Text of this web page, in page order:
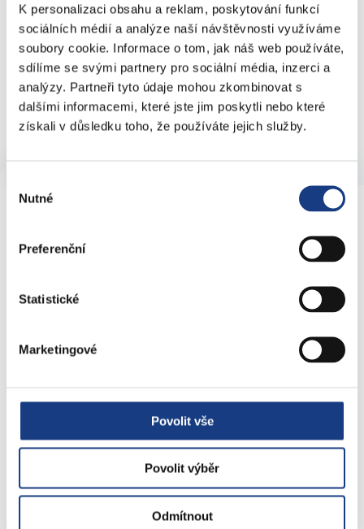
K personalizaci obsahu a reklam, poskytování funkcí
sociálních médií a analýze naší návštěvnosti využíváme
soubory cookie. Informace o tom, jak náš web používáte,
sdílíme se svými partnery pro sociální média, inzerci a
analýzy. Partneři tyto údaje mohou zkombinovat s
dalšími informacemi, které jste jim poskytli nebo které
získali v důsledku toho, že používáte jejich služby.
souhlasu
Nutné
Preferenční
Statistické
Marketingové
Povolit vše
Povolit výběr
Odmítnout
Více informací naleznete nawww.portheimka.cz.
Podatelna
Živnostenské záležitosti
Lovecké a rybářské lístky
Doprava - zvláštní užívání komunikací
Doprava - dopravní značení
Doprava - přestupky na komunikacích